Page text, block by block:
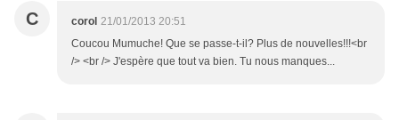
C corol 21/01/2013 20:51
Coucou Mumuche! Que se passe-t-il? Plus de nouvelles!!!<br
/> <br /> J'espère que tout va bien. Tu nous manques...